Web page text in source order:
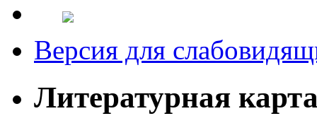
Версия для
Литературная